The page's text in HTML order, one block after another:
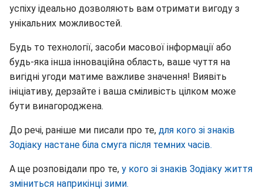
успіху ідеально дозволяють вам отримати вигоду з
унікальних можливостей.
Будь то технології, засоби масової інформації або
будь-яка інша інноваційна область, ваше чуття на
вигідні угоди матиме важливе значення! Виявіть
ініціативу, дерзайте і ваша сміливість цілком може
бути винагороджена.
До речі, раніше ми писали про те, для кого зі знаків
Зодіаку настане біла смуга після темних часів.
А ще розповідали про те, у кого зі знаків Зодіаку життя
зміниться наприкінці зими.